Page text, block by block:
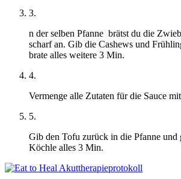
3.
n der selben Pfanne brätst du die
scharf an. Gib die Cashews und
brate alles weitere 3 Min.
4.
Vermenge alle Zutaten für die Sauce
5.
Gib den Tofu zurück in die Pfanne und
Köchle alles 3 Min.